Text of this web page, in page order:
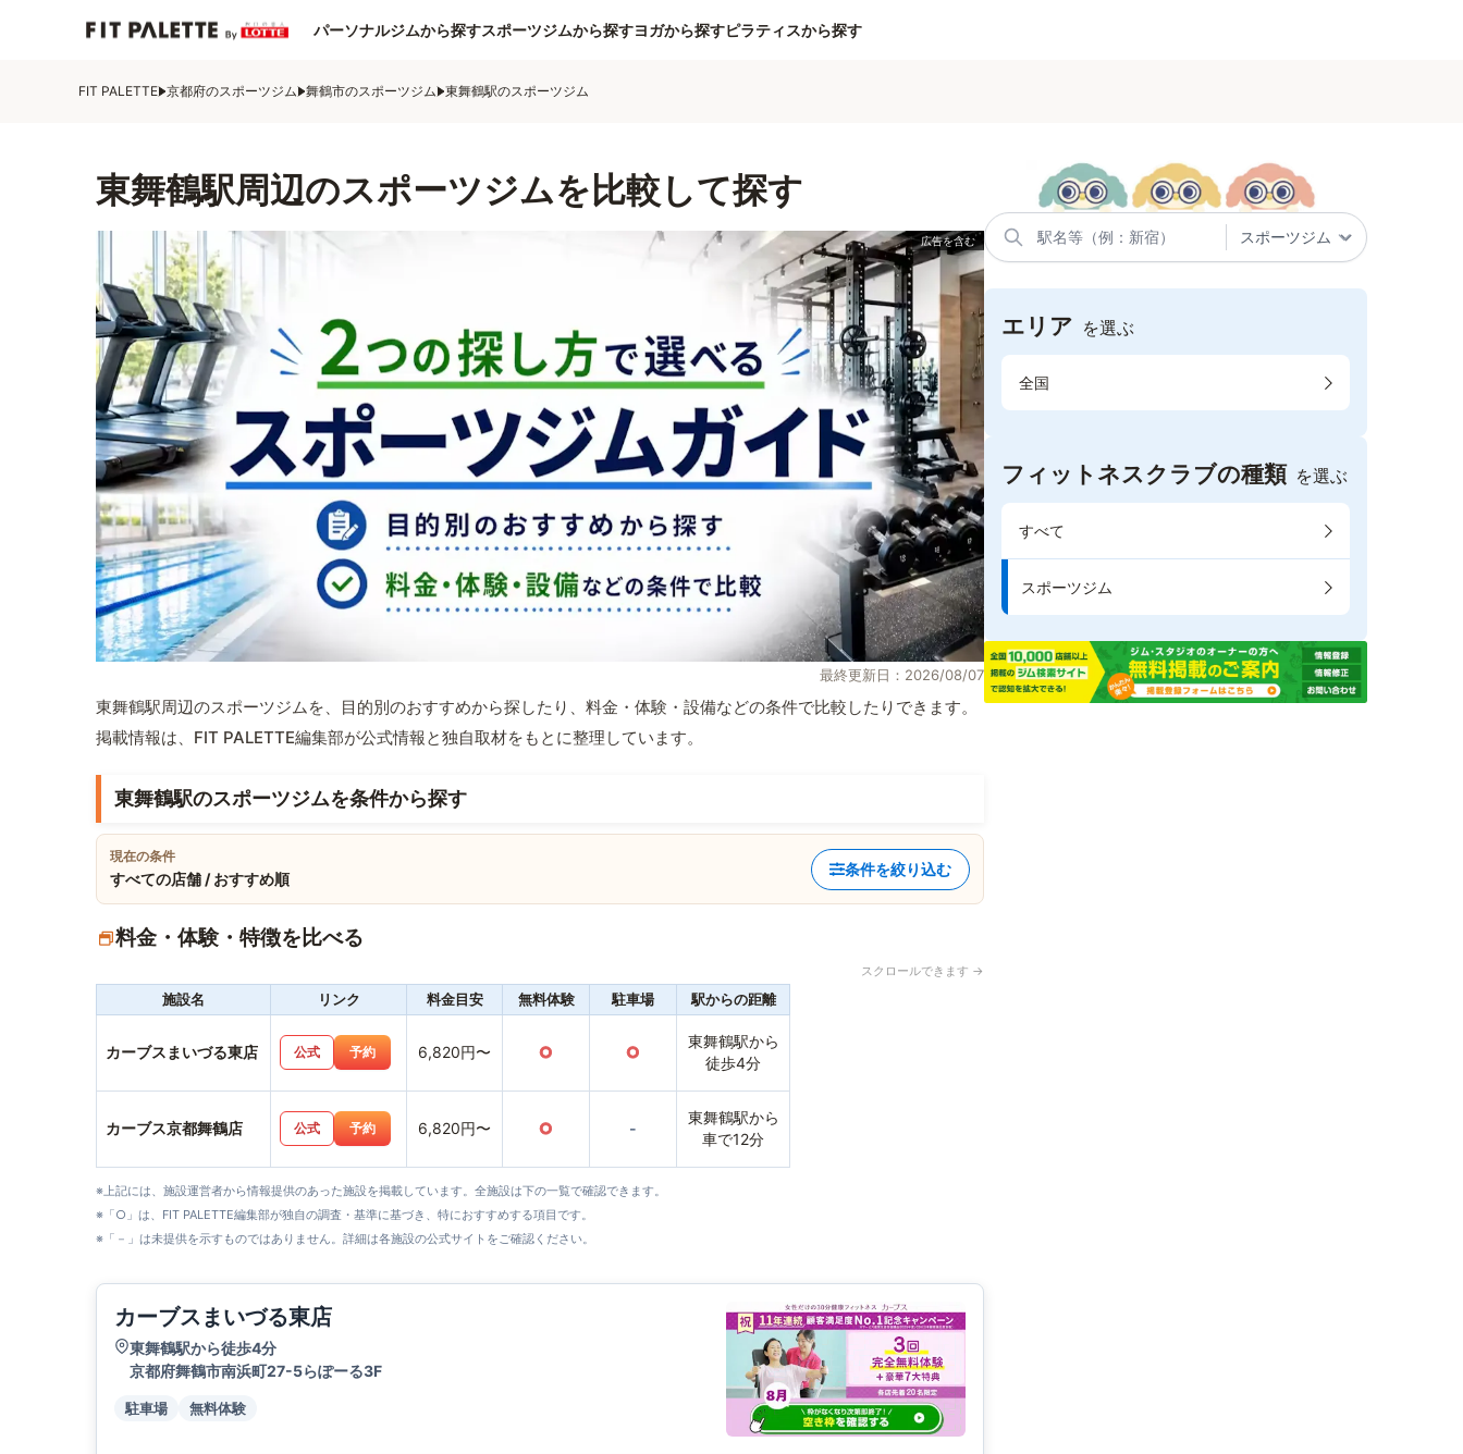
パーソナルジムから探すスポーツジムから探すヨガから探すピラティスから探す
FIT PALETTE 京都府のスポーツジム 舞鶴市のスポーツジム 東舞鶴駅のスポーツジム
東舞鶴駅周辺のスポーツジムを比較して探す
最終更新日：2026/08/07
東舞鶴駅周辺のスポーツジムを、目的別のおすすめから探したり、料金・体験・設備などの条件で比較したりできます。
掲載情報は、FIT PALETTE編集部が公式情報と独自取材をもとに整理しています。
東舞鶴駅のスポーツジムを条件から探す
現在の条件
すべての店舗 / おすすめ順
条件を絞り込む
料金・体験・特徴を比べる
スクロールできます →
施設名 リンク 料金目安 無料体験 駐車場 駅からの距離
カーブスまいづる東店 公式 予約 6,820円〜 ○ ○
東舞鶴駅から
徒歩4分
カーブス京都舞鶴店 公式 予約 6,820円〜 ○ -
東舞鶴駅から
車で12分
※上記には、施設運営者から情報提供のあった施設を掲載しています。全施設は下の一覧で確認できます。
※「○」は、FIT PALETTE編集部が独自の調査・基準に基づき、特におすすめする項目です。
※「－」は未提供を示すものではありません。詳細は各施設の公式サイトをご確認ください。
カーブスまいづる東店
東舞鶴駅から徒歩4分
京都府舞鶴市南浜町27-5らぽーる3F
駐車場 無料体験
エリア を選ぶ
全国
フィットネスクラブの種類 を選ぶ
すべて
スポーツジム